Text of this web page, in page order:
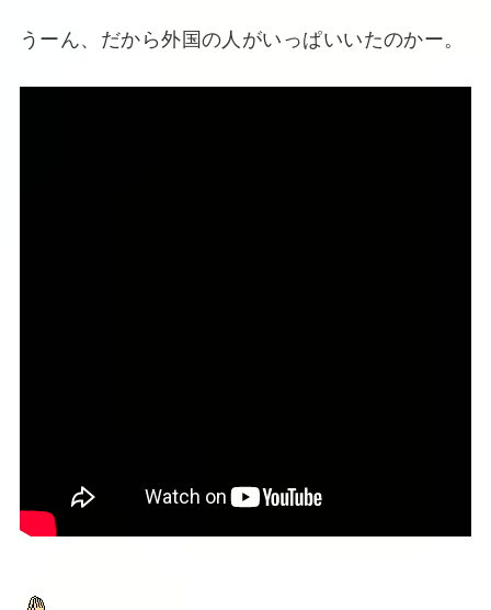
うーん、だから外国の人がいっぱいいたのかー。